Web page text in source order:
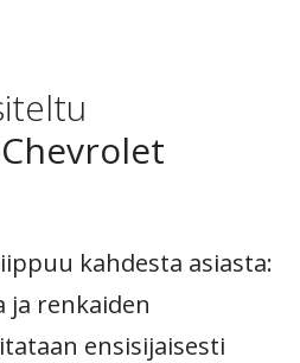
Chevrolet
kahdesta asiasta:
ja renkaiden
ensisijaisesti